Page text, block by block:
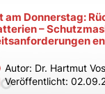
am Donnerstag:
–
Autor: Dr. Hartmut
Veröffentlicht: